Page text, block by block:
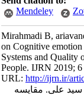
Mendeley
Mirahmadi B,
on Cognitive
Systems and
People. IJRN 2019;
URL:http://ijrn.ir/
علی. مقایسه